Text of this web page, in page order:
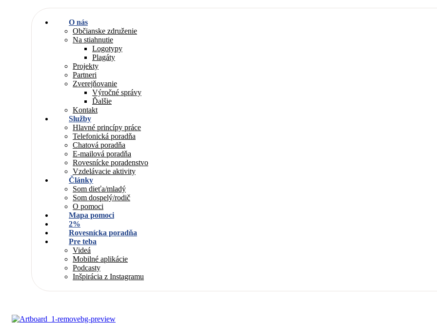
O nás
Občianske združenie
Na stiahnutie
Logotypy
Plagáty
Projekty
Partneri
Zverejňovanie
Výročné správy
Ďalšie
Kontakt
Služby
Hlavné princípy práce
Telefonická poradňa
Chatová poradňa
E-mailová poradňa
Rovesnícke poradenstvo
Vzdelávacie aktivity
Články
Som dieťa/mladý
Som dospelý/rodič
O pomoci
Mapa pomoci
2%
Rovesnícka poradňa
Pre teba
Videá
Mobilné aplikácie
Podcasty
Inšpirácia z Instagramu